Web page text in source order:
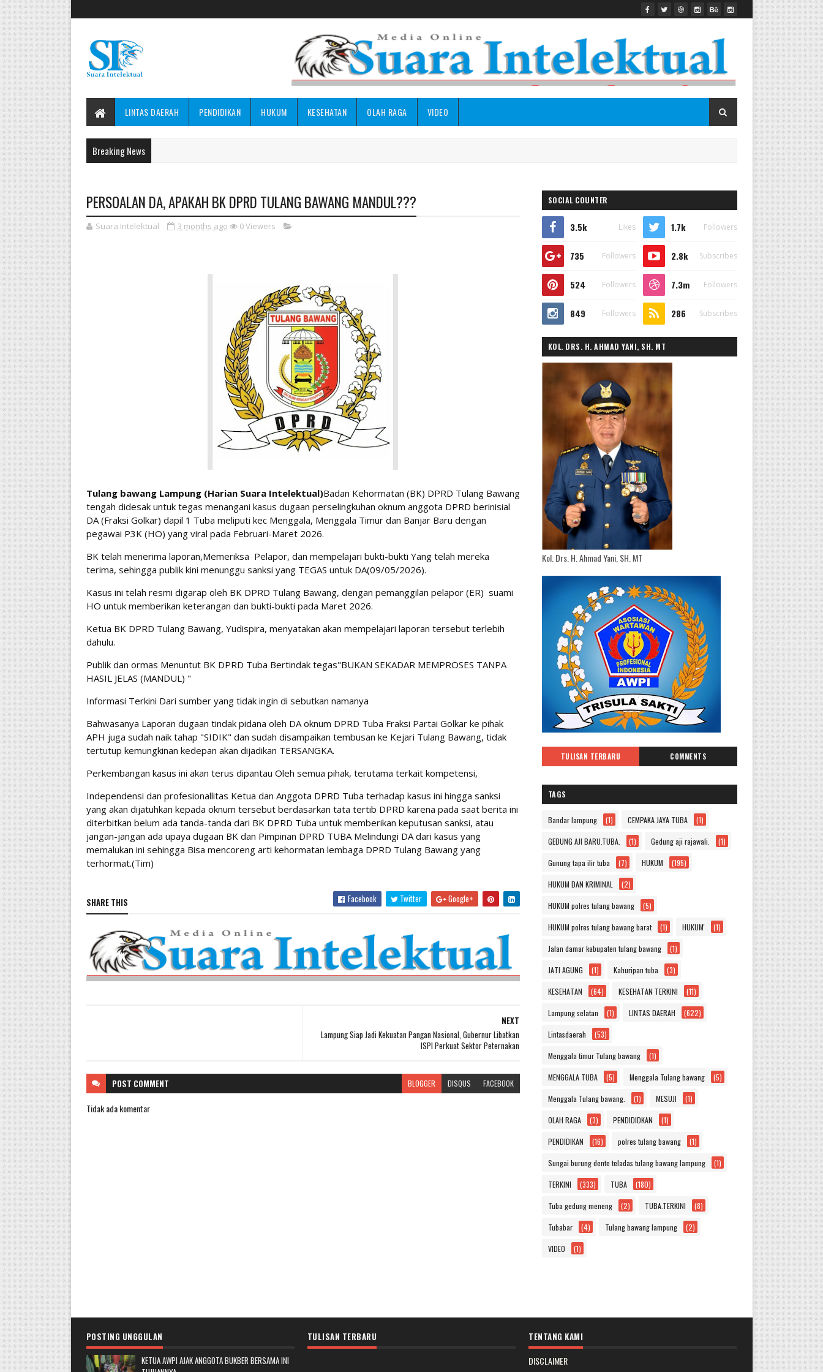
LINTAS DAERAH PENDIDIKAN HUKUM KESEHATAN OLAH RAGA VIDEO
Breaking News
PERSOALAN DA, APAKAH BK DPRD TULANG BAWANG MANDUL???
Suara Intelektual 3 months ago 0Viewers
Tulang bawang Lampung (Harian Suara Intelektual)Badan Kehormatan (BK) DPRD Tulang Bawang
tengah didesak untuk tegas menangani kasus dugaan perselingkuhan oknum anggota DPRD berinisial
DA (Fraksi Golkar) dapil 1 Tuba meliputi kec Menggala, Menggala Timur dan Banjar Baru dengan
pegawai P3K (HO) yang viral pada Februari-Maret 2026.
BK telah menerima laporan,Memeriksa Pelapor, dan mempelajari bukti-bukti Yang telah mereka
terima, sehingga publik kini menunggu sanksi yang TEGAS untuk DA(09/05/2026).
Kasus ini telah resmi digarap oleh BK DPRD Tulang Bawang, dengan pemanggilan pelapor (ER) suami
HO untuk memberikan keterangan dan bukti-bukti pada Maret 2026.
Ketua BK DPRD Tulang Bawang, Yudispira, menyatakan akan mempelajari laporan tersebut terlebih
dahulu.
Publik dan ormas Menuntut BK DPRD Tuba Bertindak tegas"BUKAN SEKADAR MEMPROSES TANPA
HASIL JELAS (MANDUL) "
Informasi Terkini Dari sumber yang tidak ingin di sebutkan namanya
Bahwasanya Laporan dugaan tindak pidana oleh DA oknum DPRD Tuba Fraksi Partai Golkar ke pihak
APH juga sudah naik tahap "SIDIK" dan sudah disampaikan tembusan ke Kejari Tulang Bawang, tidak
tertutup kemungkinan kedepan akan dijadikan TERSANGKA.
Perkembangan kasus ini akan terus dipantau Oleh semua pihak, terutama terkait kompetensi,
Independensi dan profesionallitas Ketua dan Anggota DPRD Tuba terhadap kasus ini hingga sanksi
yang akan dijatuhkan kepada oknum tersebut berdasarkan tata tertib DPRD karena pada saat berita ini
diterbitkan belum ada tanda-tanda dari BK DPRD Tuba untuk memberikan keputusan sanksi, atau
jangan-jangan ada upaya dugaan BK dan Pimpinan DPRD TUBA Melindungi DA dari kasus yang
memalukan ini sehingga Bisa mencoreng arti kehormatan lembaga DPRD Tulang Bawang yang
terhormat.(Tim)
SHARE THIS Facebook Twitter Google+
NEXT
Lampung Siap Jadi Kekuatan Pangan Nasional, Gubernur Libatkan
ISPI Perkuat Sektor Peternakan
POST COMMENT BLOGGER DISQUS FACEBOOK
Tidak ada komentar
SOCIAL COUNTER
3.5k Likes 1.7k Followers
735 Followers 2.8k Subscribes
524 Followers 7.3m Followers
849 Followers 286 Subscribes
KOL. DRS. H. AHMAD YANI, SH. MT
Kol. Drs. H. Ahmad Yani, SH. MT
TULISAN TERBARU COMMENTS
TAGS
Bandar lampung (1) CEMPAKA JAYA TUBA (1)
GEDUNG AJI BARU.TUBA. (1) Gedung aji rajawali. (1)
Gunung tapa ilir tuba (7) HUKUM (195)
HUKUM DAN KRIMINAL (2)
HUKUM polres tulang bawang (5)
HUKUM polres tulang bawang barat (1) HUKUM' (1)
Jalan damar kabupaten tulang bawang (1)
JATI AGUNG (1) Kahuripan tuba (3)
KESEHATAN (64) KESEHATAN TERKINI (11)
Lampung selatan (1) LINTAS DAERAH (622)
Lintasdaerah (53)
Menggala timur Tulang bawang (1)
MENGGALA TUBA (5) Menggala Tulang bawang (5)
Menggala Tulang bawang. (1) MESUJI (1)
OLAH RAGA (3) PENDIDIDKAN (1)
PENDIDIKAN (16) polres tulang bawang (1)
Sungai burung dente teladas tulang bawang lampung (1)
TERKINI (333) TUBA (180)
Tuba gedung meneng (2) TUBA.TERKINI (8)
Tubabar (4) Tulang bawang lampung (2)
VIDEO (1)
POSTING UNGGULAN
KETUA AWPI AJAK ANGGOTA BUKBER BERSAMA INI
TULISAN TERBARU TENTANG KAMI
DISCLAIMER